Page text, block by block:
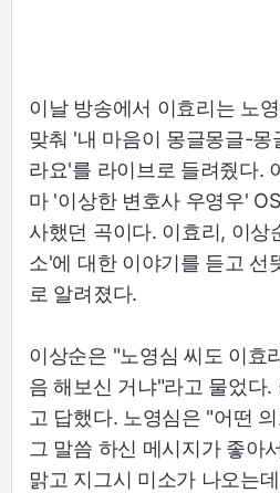
이날 방송에서 이효리는 노
맞춰 '내 마음이 몽글몽글-
라요'를 라이브로 들려줬다.
마 '이상한 변호사 우영우'
사했던 곡이다. 이효리, 이상
소'에 대한 이야기를 듣고 선
로 알려졌다.
이상순은 "노영심 씨도 이효
음 해보신 거냐"라고 물었다
고 답했다. 노영심은 "어떤
그 말씀 하신 메시지가 좋아
맑고 지그시 미소가 나오는